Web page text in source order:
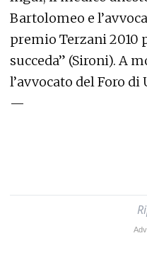
Bartolomeo e
premio Terzani 2010
succeda” (Sironi). A
l’avvocato del Foro
—